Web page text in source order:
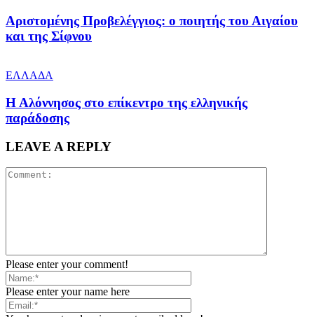
Αριστομένης Προβελέγγιος: ο ποιητής του Αιγαίου
και της Σίφνου
ΕΛΛΑΔΑ
Η Αλόννησος στο επίκεντρο της ελληνικής
παράδοσης
LEAVE A REPLY
Please enter your comment!
Please enter your name here